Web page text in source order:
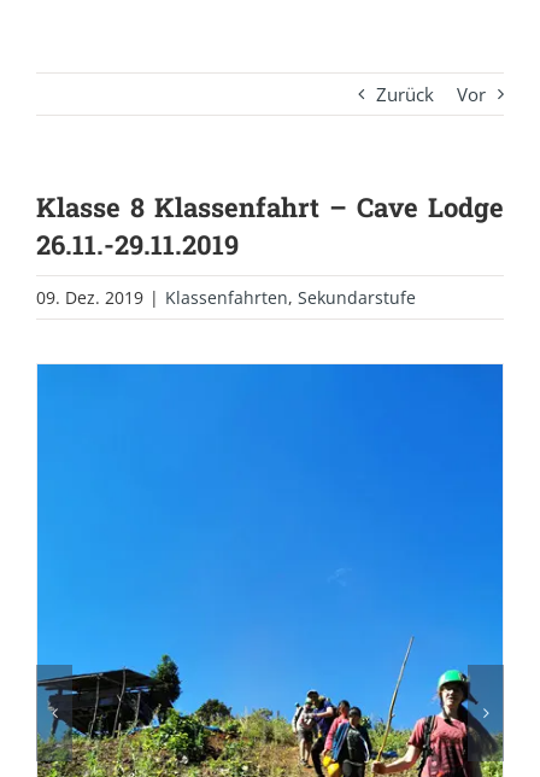
Zurück Vor
Klasse 8 Klassenfahrt – Cave Lodge
26.11.-29.11.2019
09. Dez. 2019 | Klassenfahrten, Sekundarstufe